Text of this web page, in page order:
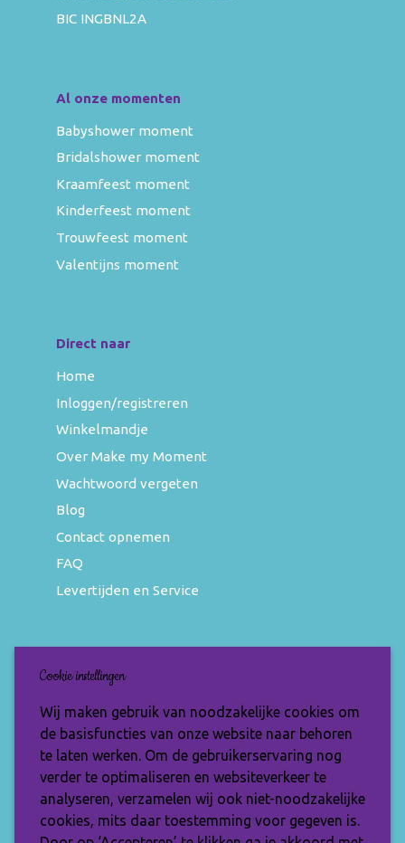
BIC INGBNL2A
Al onze momenten
Babyshower moment
Bridalshower moment
Kraamfeest moment
Kinderfeest moment
Trouwfeest moment
Valentijns moment
Direct naar
Home
Inloggen/registreren
Winkelmandje
Over Make my Moment
Wachtwoord vergeten
Blog
Contact opnemen
FAQ
Levertijden en Service
Nieuwsbrief
Wil jij op de hoogte blijven van de nieuwste
items en speciale aanbiedingen? Vul je e-
mailadres dan in en ontvang de Make My
Moment nieuwsbrief.
Cookie instellingen
Wij maken gebruik van noodzakelijke cookies om
de basisfuncties van onze website naar behoren
te laten werken. Om de gebruikerservaring nog
verder te optimaliseren en websiteverkeer te
analyseren, verzamelen wij ook niet-noodzakelijke
cookies, mits daar toestemming voor gegeven is.